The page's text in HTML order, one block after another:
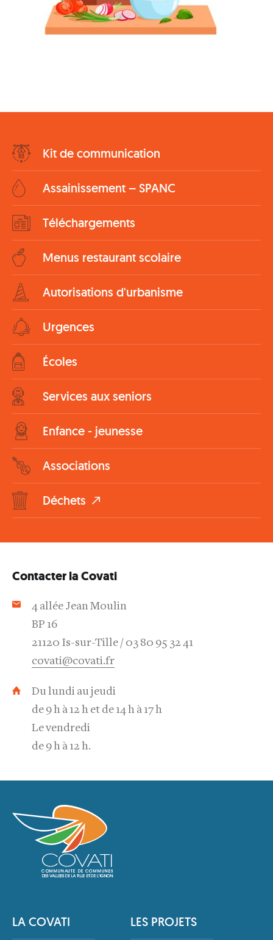
Menu
Kit de communication
Assainissement – SPANC
Téléchargements
Menus restaurant scolaire
Autorisations d'urbanisme
Urgences
Écoles
Services aux seniors
Enfance - jeunesse
Associations
Déchets
Contacter la Covati
4 allée Jean Moulin
BP 16
21120 Is-sur-Tille
03 80 95 32 41
covati@covati.fr
Du lundi au jeudi
de 9 h à 12 h et de 14 h à 17 h
Le vendredi
de 9 h à 12 h.
LA COVATI LES PROJETS